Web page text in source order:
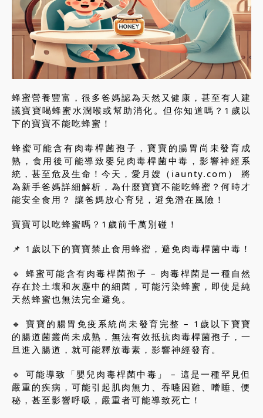
蜂蜜營養豐富，很多爸媽認為天然又健康，甚至有人建
議寶寶喝蜂蜜水潤喉或幫助消化。但你知道嗎？1歲以
下的寶寶不能吃蜂蜜！
蜂蜜可能含有肉毒桿菌孢子，寶寶的腸胃尚未發育成
熟，食用後可能導致嬰兒肉毒桿菌中毒，影響神經系
統，甚至危及生命！今天，愛月嫂（iaunty.com） 將
為新手爸媽詳細解析，為什麼寶寶不能吃蜂蜜？何時才
能安全食用？ 讓爸媽放心育兒，避免潛在風險！
寶寶可以吃蜂蜜嗎？1歲前千萬別碰！
📌 1歲以下的寶寶禁止食用蜂蜜，避免肉毒桿菌中毒！
🔹 蜂蜜可能含有肉毒桿菌孢子 – 肉毒桿菌是一種自然
存在於土壤和灰塵中的細菌，可能污染蜂蜜，即使是純
天然蜂蜜也無法完全避免。
🔹 寶寶的腸胃免疫系統尚未發育完整 – 1歲以下寶寶
的腸道菌叢尚未成熟，無法有效抵抗肉毒桿菌孢子，一
旦進入腸道，就可能釋放毒素，影響神經發育。
🔹 可能導致「嬰兒肉毒桿菌中毒」 – 這是一種罕見但
嚴重的疾病，可能引起肌肉無力、吞嚥困難、嗜睡、便
秘，甚至影響呼吸，嚴重者可能導致死亡！